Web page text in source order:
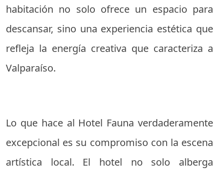
habitación no solo ofrece un espacio para
descansar, sino una experiencia estética que
refleja la energía creativa que caracteriza a
Valparaíso.
Lo que hace al Hotel Fauna verdaderamente
excepcional es su compromiso con la escena
artística local. El hotel no solo alberga